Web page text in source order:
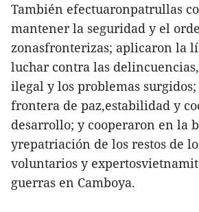
También efectuaronpatrullas
mantener la seguridad y el
zonasfronterizas; aplicaron la
luchar contra las
ilegal y los problemas
frontera de paz,estabilidad y
desarrollo; y cooperaron en la
yrepatriación de los restos de
voluntarios y
guerras en Camboya.